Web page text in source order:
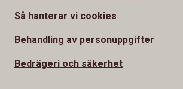
Så hanterar vi cookies
Behandling av personuppgifter
Bedrägeri och säkerhet